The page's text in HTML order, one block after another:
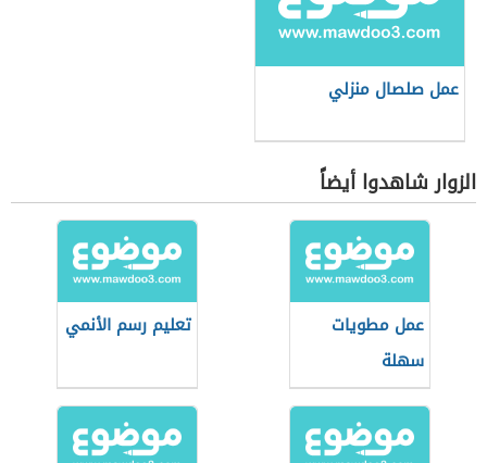
عمل صلصال منزلي
الزوار شاهدوا أيضاً
عمل مطويات
سهلة
تعليم رسم الأنمي